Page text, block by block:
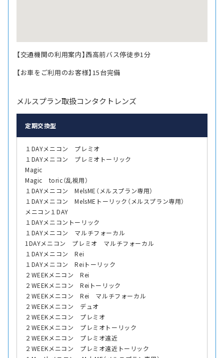
【交通機関の利用案内】西高前バス停徒歩1分
【お車をご利用のお客様】15台完備
メルスプラン取扱コンタクトレンズ
定期交換型
１DAYメニコン プレミオ
１DAYメニコン プレミオトーリック
Magic
Magic toric（乱視用）
１DAYメニコン MelsME（メルスプラン専用）
１DAYメニコン MelsMEトーリック（メルスプラン専用）
メニコン１DAY
１DAYメニコントーリック
１DAYメニコン マルチフォーカル
1DAYメニコン プレミオ マルチフォーカル
１DAYメニコン Rei
１DAYメニコン Reiトーリック
２WEEKメニコン Rei
２WEEKメニコン Reiトーリック
２WEEKメニコン Rei マルチフォーカル
２WEEKメニコン デュオ
２WEEKメニコン プレミオ
２WEEKメニコン プレミオトーリック
２WEEKメニコン プレミオ遠近
２WEEKメニコン プレミオ遠近トーリック